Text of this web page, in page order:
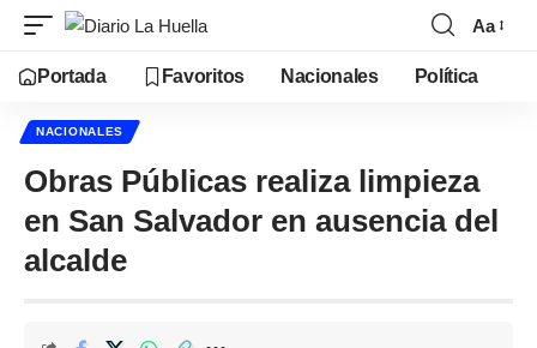
Aa
Portada Favoritos Nacionales Política
NACIONALES
Obras Públicas realiza limpieza
en San Salvador en ausencia del
alcalde